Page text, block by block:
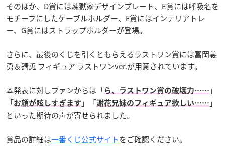
そのほか、D賞には煉獄家デザインプレート、E賞には呼吸名を
モチーフにしたケーブルホルダー、F賞にはインテリアトレ
ー、G賞にはストラップホルダーが登場。
さらに、最後のくじを引くともらえるラストワン賞には冨岡義
勇＆錆兎 フィギュア ラストワンver.が用意されています。
本発表に対しファンからは「ら、ラストワン賞の破壊力…… 」
「お顔が眩しすぎます 」「謝花兄妹のフィギュア欲しい…… 」
といった期待の声が寄せられました。
賞品の詳細は一番くじ公式サイトをご確認ください。